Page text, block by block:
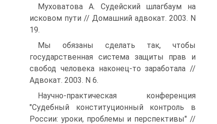
Муховатова А. Судейский шлагбаум на
исковом пути // Домашний адвокат. 2003. N
19.
Мы обязаны сделать так, чтобы
государственная система защиты прав и
свобод человека наконец-то заработала //
Адвокат. 2003. N 6.
Научно-практическая конференция
"Судебный конституционный контроль в
России: уроки, проблемы и перспективы" //